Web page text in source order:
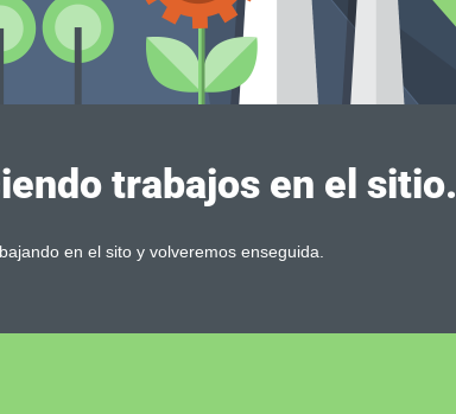
trabajos en el sitio.
en el sito y volveremos enseguida.